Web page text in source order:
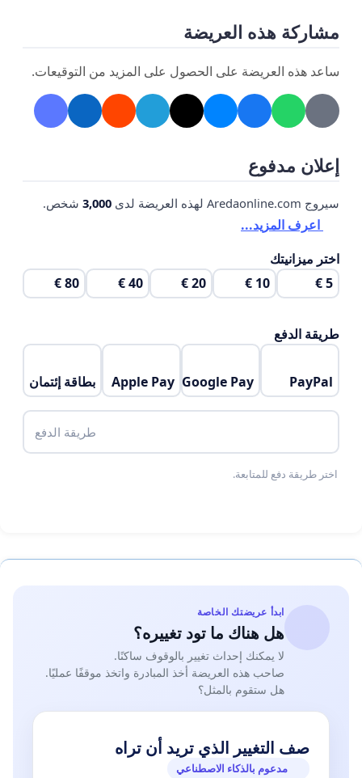
تحقيق التكامل العمراني بإنشاء المرافق العامة
الأساسية.
مشاركة هذه العريضة
ساعد هذه العريضة على الحصول على المزيد من التوقيعات.
إعلان مدفوع
سيروج Aredaonline.com لهذه العريضة لدى 3,000 شخص.
اعرف المزيد...
اختر ميزانيتك
5 €
10 €
20 €
40 €
80 €
طريقة الدفع
PayPal
Google Pay
Apple Pay بطاقة إئتمان
طريقة الدفع
اختر طريقة دفع للمتابعة.
ابدأ عريضتك الخاصة
هل هناك ما تود تغييره؟
لا يمكنك إحداث تغيير بالوقوف ساكنًا.
صاحب هذه العريضة أخذ المبادرة واتخذ موقفًا عمليًا.
هل ستقوم بالمثل؟
صف التغيير الذي تريد أن تراه
مدعوم بالذكاء الاصطناعي